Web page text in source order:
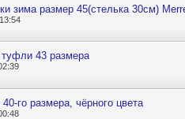
зима размер 45(стелька 30см)
43 размера
го размера, чёрного цвета